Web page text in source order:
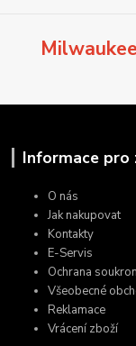
Informace pro
O nás
Jak nakupovat
Kontakty
E-Servis
Ochrana
Všeobecné
Reklamace
Vrácení zboží